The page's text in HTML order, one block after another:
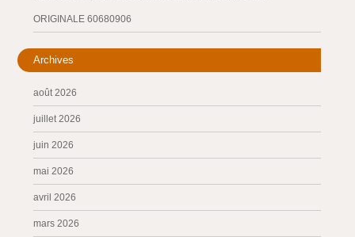
ORIGINALE 60680906
Archives
août 2026
juillet 2026
juin 2026
mai 2026
avril 2026
mars 2026